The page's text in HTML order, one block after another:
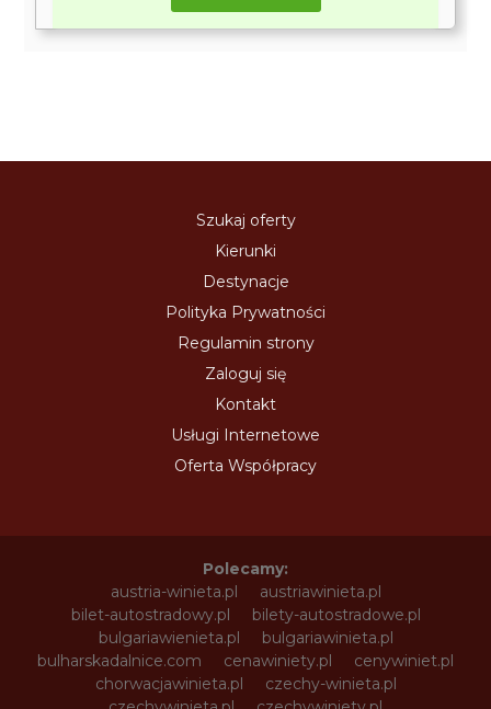
Szukaj oferty
Kierunki
Destynacje
Polityka Prywatności
Regulamin strony
Zaloguj się
Kontakt
Usługi Internetowe
Oferta Współpracy
Polecamy:
austria-winieta.pl
austriawinieta.pl
bilet-autostradowy.pl
bilety-autostradowe.pl
bulgariawienieta.pl
bulgariawinieta.pl
bulharskadalnice.com
cenawiniety.pl
cenywiniet.pl
chorwacjawinieta.pl
czechy-winieta.pl